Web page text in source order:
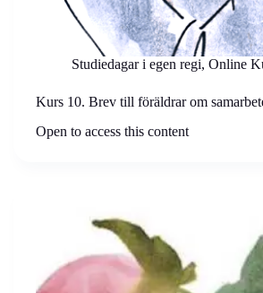
Studiedagar i egen regi, Online
Kurs 10. Brev till föräldrar om
Open to access this content